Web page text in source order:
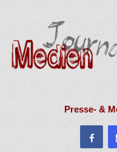
Presse- &